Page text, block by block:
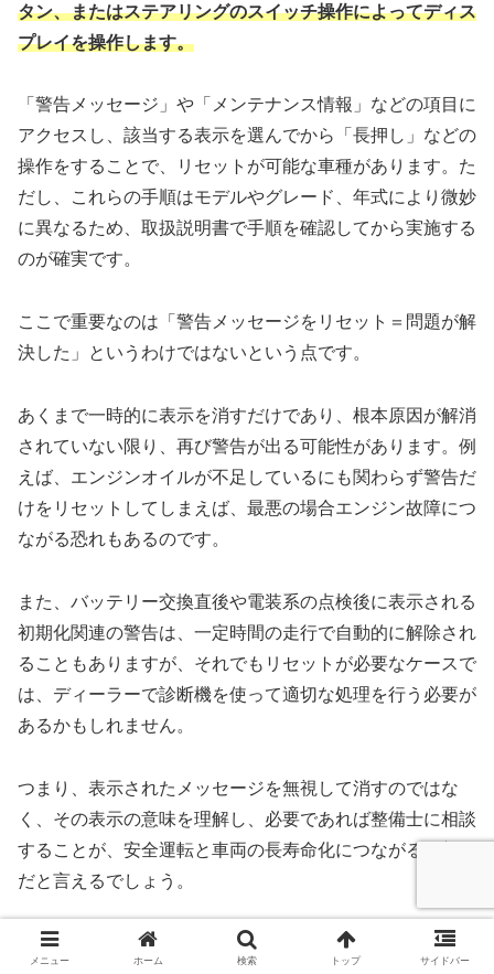
タン、またはステアリングのスイッチ操作によってディス
プレイを操作します。
「警告メッセージ」や「メンテナンス情報」などの項目に
アクセスし、該当する表示を選んでから「長押し」などの
操作をすることで、リセットが可能な車種があります。た
だし、これらの手順はモデルやグレード、年式により微妙
に異なるため、取扱説明書で手順を確認してから実施する
のが確実です。
ここで重要なのは「警告メッセージをリセット＝問題が解
決した」というわけではないという点です。
あくまで一時的に表示を消すだけであり、根本原因が解消
されていない限り、再び警告が出る可能性があります。例
えば、エンジンオイルが不足しているにも関わらず警告だ
けをリセットしてしまえば、最悪の場合エンジン故障につ
ながる恐れもあるのです。
また、バッテリー交換直後や電装系の点検後に表示される
初期化関連の警告は、一定時間の走行で自動的に解除され
ることもありますが、それでもリセットが必要なケースで
は、ディーラーで診断機を使って適切な処理を行う必要が
あるかもしれません。
つまり、表示されたメッセージを無視して消すのではな
く、その表示の意味を理解し、必要であれば整備士に相談
することが、安全運転と車両の長寿命化につながる最善策
だと言えるでしょう。
古いモデル（2013年式など）の警告灯一覧
メニュー ホーム 検索 トップ サイドバー